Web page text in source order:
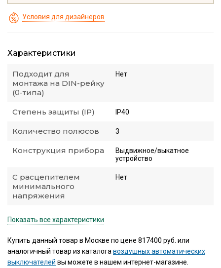
Условия для дизайнеров
Характеристики
Подходит для
монтажа на DIN-рейку
(Ω-типа)
Нет
Степень защиты (IP) IP40
Количество полюсов 3
Конструкция прибора
Выдвижное/выкатное
устройство
С расцепителем
минимального
напряжения
Нет
Показать все характеристики
Купить данный товар в Москве по цене 817400 руб. или
аналогичный товар из каталогавоздушных автоматических
выключателей вы можете в нашем интернет-магазине.